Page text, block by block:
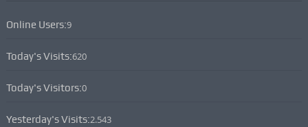
Online Users:9
Today's Visits:620
Today's Visitors:0
Yesterday's Visits:2.543